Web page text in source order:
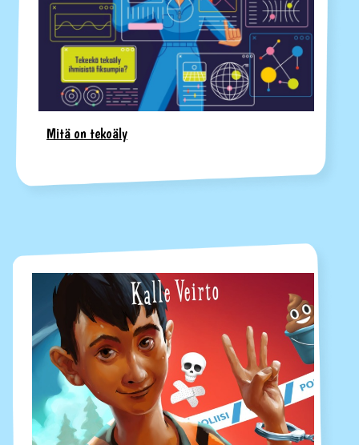
Mitä on tekoäly